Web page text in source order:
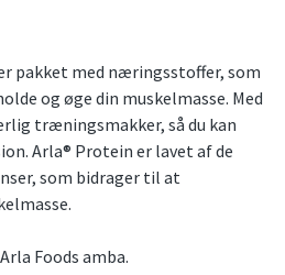
pakket med næringsstoffer, som
og øge din muskelmasse. Med
træningsmakker, så du kan
Arla® Protein er lavet af de
som bidrager til at
Foods amba.